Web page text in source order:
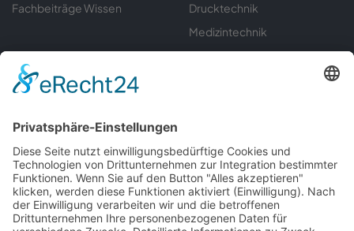
Fachbeiträge Wissen
Drucktechnik
Medizintechnik
Sondermaschinenbau
Gerätebau
Informationen Servicecenter